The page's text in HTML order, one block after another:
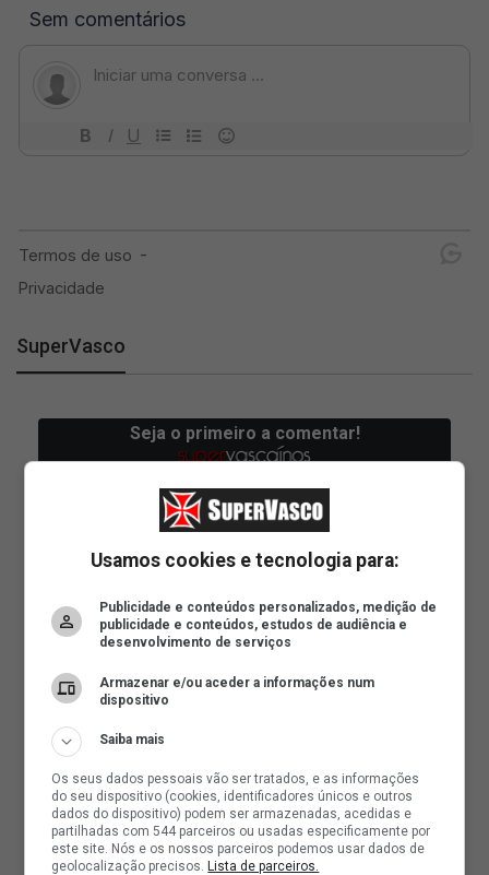
SuperVasco
Usamos cookies e tecnologia para:
Publicidade e conteúdos personalizados, medição de
publicidade e conteúdos, estudos de audiência e
desenvolvimento de serviços
Armazenar e/ou aceder a informações num
dispositivo
Saiba mais
Os seus dados pessoais vão ser tratados, e as informações
do seu dispositivo (cookies, identificadores únicos e outros
dados do dispositivo) podem ser armazenadas, acedidas e
partilhadas com 544 parceiros ou usadas especificamente por
este site. Nós e os nossos parceiros podemos usar dados de
geolocalização precisos.Lista de parceiros.